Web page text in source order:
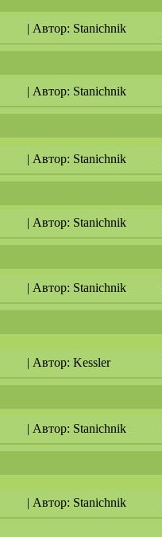
| Автор: Stanichnik
| Автор: Stanichnik
| Автор: Stanichnik
| Автор: Stanichnik
| Автор: Stanichnik
| Автор: Kessler
| Автор: Stanichnik
| Автор: Stanichnik